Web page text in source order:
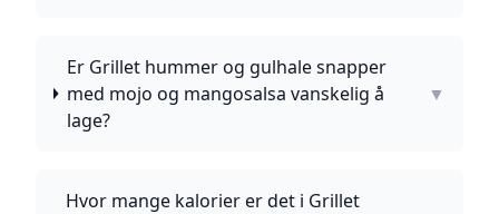
Er Grillet hummer og gulhale snapper
med mojo og mangosalsa vanskelig å
lage?
▼
Hvor mange kalorier er det i Grillet